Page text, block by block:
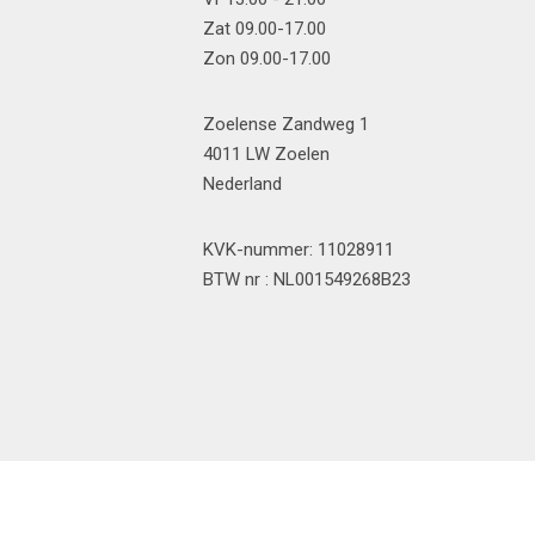
Zat 09.00-17.00
Zon 09.00-17.00
Zoelense Zandweg 1
4011 LW Zoelen
Nederland
KVK-nummer: 11028911
BTW nr : NL001549268B23